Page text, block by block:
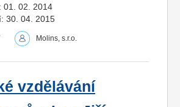
01. 02. 2014
30. 04. 2015
Molins, s.r.o.
vzdělávání